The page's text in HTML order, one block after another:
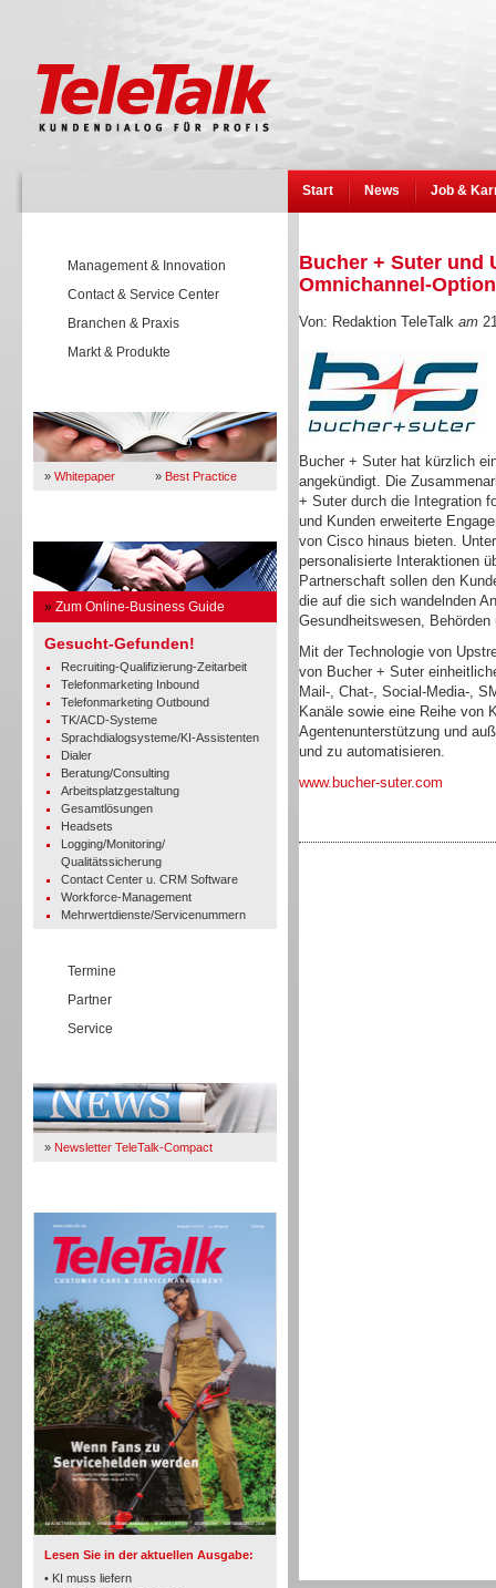
Start News Job &
Management & Innovation
Contact & Service Center
Branchen & Praxis
Markt & Produkte
» Whitepaper » Best Practice
» Zum Online-Business Guide
Gesucht-Gefunden!
Recruiting-Qualifizierung-Zeitarbeit
Telefonmarketing Inbound
Telefonmarketing Outbound
TK/ACD-Systeme
Sprachdialogsysteme/KI-Assistenten
Dialer
Beratung/Consulting
Arbeitsplatzgestaltung
Gesamtlösungen
Headsets
Logging/Monitoring/
Qualitätssicherung
Contact Center u. CRM Software
Workforce-Management
Mehrwertdienste/Servicenummern
Termine
Partner
Service
» Newsletter TeleTalk-Compact
Lesen Sie in der aktuellen Ausgabe:
• KI muss liefern
TK- und ACD-Systeme
Bucher + Suter und
Omnichannel-
Von: Redaktion TeleTalk am
Bucher + Suter hat kürzlich
angekündigt. Die
+ Suter durch die Integration
und Kunden erweiterte
von Cisco hinaus bieten.
personalisierte Interaktionen
Partnerschaft sollen den
die auf die sich wandelnden
Gesundheitswesen,
Mit der Technologie von
von Bucher + Suter
Mail-, Chat-, Social-Media-,
Kanäle sowie eine Reihe von
Agentenunterstützung und
und zu automatisieren.
www.bucher-suter.com